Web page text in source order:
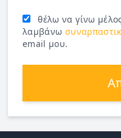
θέλω να γίνω
λαμβάνω
email μου.